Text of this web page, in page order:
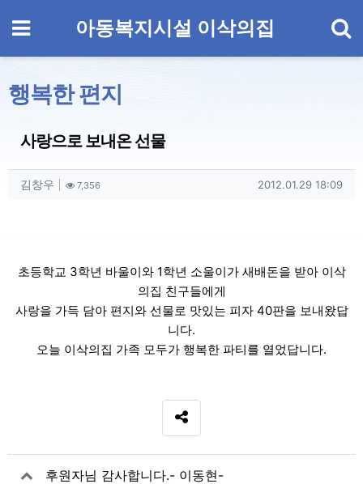
메뉴 아동복지시설 이삭의집
행복한 편지
사랑으로 보내온 선물
작성자 정보
김창우 작성7,356조회 작성일
2012.01.29 18:09
초등학교 3학년 바울이와 1학년 소울이가 새배돈을 받아 이삭
의집 친구들에게
사랑을 가득 담아 편지와 선물로 맛있는 피자 40판을 보내왔답
니다.
오늘 이삭의집 가족 모두가 행복한 파티를 열었답니다.
SNS 공유
관련자료
후원자님 감사합니다.- 이동현-